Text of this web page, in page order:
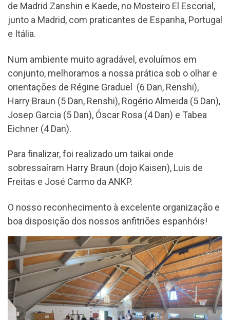
de Madrid Zanshin e Kaede, no Mosteiro El Escorial,
junto a Madrid, com praticantes de Espanha, Portugal
e Itália.
Num ambiente muito agradável, evoluímos em
conjunto, melhoramos a nossa prática sob o olhar e
orientações de Régine Graduel (6 Dan, Renshi),
Harry Braun (5 Dan, Renshi), Rogério Almeida (5 Dan),
Josep Garcia (5 Dan), Óscar Rosa (4 Dan) e Tabea
Eichner (4 Dan).
Para finalizar, foi realizado um taikai onde
sobressaíram Harry Braun (dojo Kaisen), Luis de
Freitas e José Carmo da ANKP.
O nosso reconhecimento à excelente organização e
boa disposição dos nossos anfitriões espanhóis!